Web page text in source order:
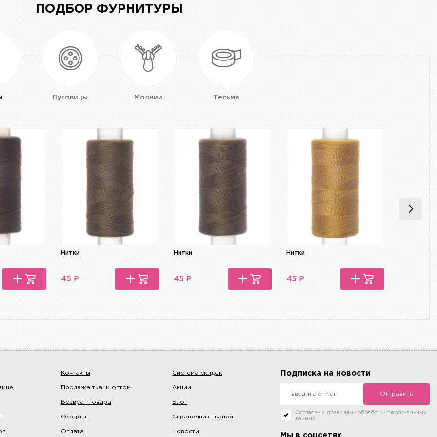
ПОДБОР ФУРНИТУРЫ
Пуговицы Молнии Тесьма
Нитки
45 ₽
Нитки
45 ₽
Нитки
45 ₽
Контакты
Продажа ткани оптом
Возврат товара
Оферта
Оплата
Система скидок
Акции
Блог
Справочник тканей
Новости
Подписка на новости
Отправить
Согласен с правилами обработки персональных
данных
Мы в соцсетях